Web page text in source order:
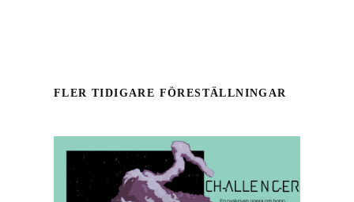
FLER TIDIGARE FÖRESTÄLLNINGAR